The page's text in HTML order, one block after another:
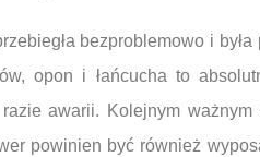
bezproblemowo i
opon i łańcucha to
awarii. Kolejnym ważnym
powinien być również